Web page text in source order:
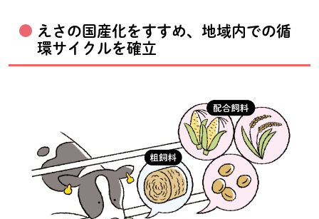
えさの国産化をすすめ、地域内での循
環サイクルを確立